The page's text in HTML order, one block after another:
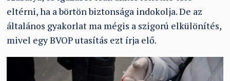
eltérni, ha a börtön biztonsága indokolja. De az
általános gyakorlat ma mégis a szigorú elkülönítés,
mivel egy BVOP utasítás ezt írja elő.